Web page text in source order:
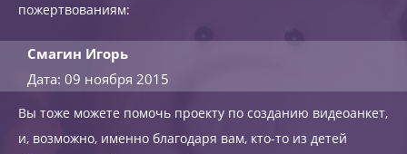
пожертвованиям:
Смагин Игорь
Дата: 09 ноября 2015
Вы тоже можете помочь проекту по созданию видеоанкет,
и, возможно, именно благодаря вам, кто-то из детей